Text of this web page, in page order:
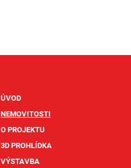
ÚVOD
NEMOVITOSTI
O PROJEKTU
3D PROHLÍDKA
VÝSTAVBA